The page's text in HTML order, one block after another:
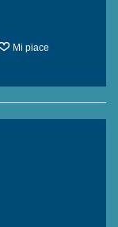
Mi piace